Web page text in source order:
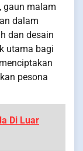
gaun malam
dalam
dan desain
utama bagi
pesona
Di Luar